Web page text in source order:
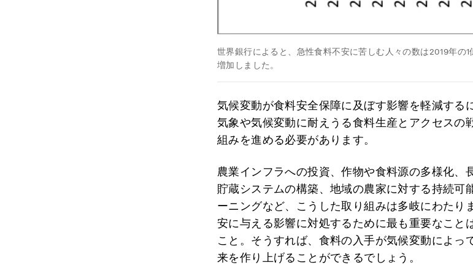
世界銀行によると、急性食料不安に苦しむ人々の数は2019年
増加しました。
気候変動が食料安全保障に及ぼす影響を軽減する
気象や気候変動に耐えうる食料生産とアクセスの
組みを進める必要があります。
農業インフラへの投資、作物や食料源の多様化、
貯蔵システムの構築、地域の農家に対する持続可
ーニングなど、こうした取り組みは多岐にわたり
安に与える影響に対処するために最も重要なこと
こと。そうすれば、食料の入手が気候変動によっ
来を作り上げることができるでしょう。